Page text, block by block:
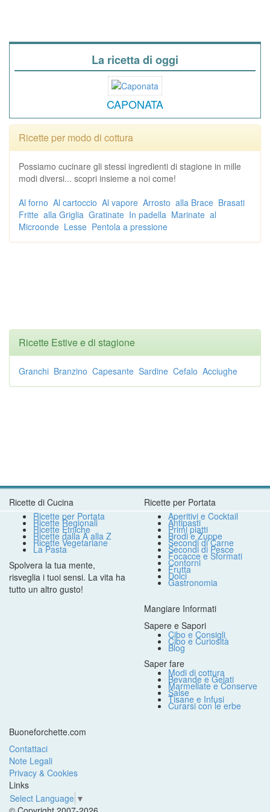
La ricetta di oggi
CAPONATA
Ricette per modo di cottura
Possiamo cucinare gli stessi ingredienti di stagione in mille
modi diversi... scopri insieme a noi come!
Al forno Al cartoccio Al vapore Arrosto alla Brace Brasati
Fritte alla Griglia Gratinate In padella Marinate al
Microonde Lesse Pentola a pressione
Ricette Estive e di stagione
Granchi Branzino Capesante Sardine Cefalo Acciughe
Ricette di Cucina
Ricette per Portata
Ricette Regionali
Ricette Etniche
Ricette dalla A alla Z
Ricette Vegetariane
La Pasta
Spolvera la tua mente,
risveglia i tuoi sensi. La vita ha
tutto un altro gusto!
Ricette per Portata
Aperitivi e Cocktail
Antipasti
Primi piatti
Brodi e Zuppe
Secondi di Carne
Secondi di Pesce
Focacce e Sformati
Contorni
Frutta
Dolci
Gastronomia
Mangiare Informati
Sapere e Sapori
Cibo e Consigli
Cibo e Curiosità
Blog
Saper fare
Modi di cottura
Bevande e Gelati
Marmellate e Conserve
Salse
Tisane e Infusi
Curarsi con le erbe
Buoneforchette.com
Contattaci
Note Legali
Privacy & Cookies
Links
Select Language ▼